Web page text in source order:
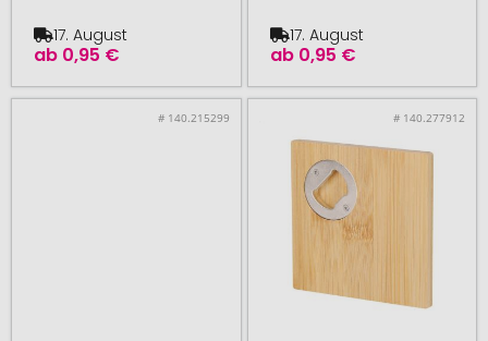
ab 0,95 €
17. August
ab 0,95 €
17. August
# 140.215299 # 140.277912